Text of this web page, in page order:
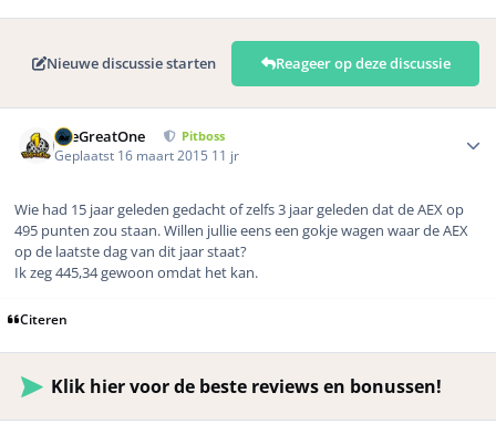
Nieuwe discussie starten Reageer op deze discussie
TheGreatOne Pitboss
Geplaatst 16 maart 2015 11 jr
Wie had 15 jaar geleden gedacht of zelfs 3 jaar geleden dat de AEX op
495 punten zou staan. Willen jullie eens een gokje wagen waar de AEX
op de laatste dag van dit jaar staat?
Ik zeg 445,34 gewoon omdat het kan.
Citeren
Klik hier voor de beste reviews en bonussen!